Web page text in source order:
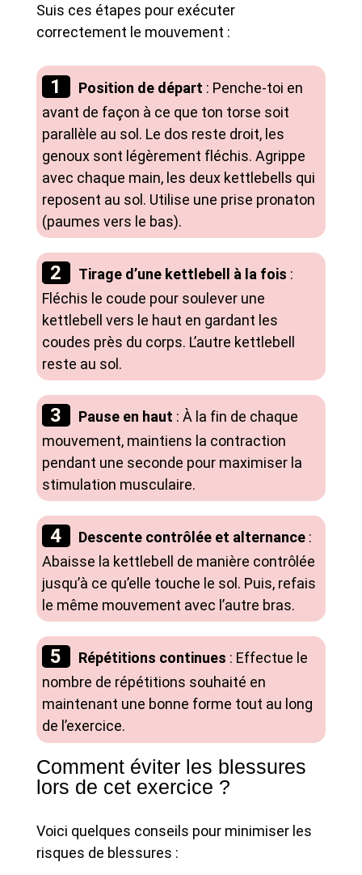
Suis ces étapes pour exécuter
correctement le mouvement :
Position de départ : Penche-toi en
avant de façon à ce que ton torse soit
parallèle au sol. Le dos reste droit, les
genoux sont légèrement fléchis. Agrippe
avec chaque main, les deux kettlebells qui
reposent au sol. Utilise une prise pronaton
(paumes vers le bas).
Tirage d’une kettlebell à la fois :
Fléchis le coude pour soulever une
kettlebell vers le haut en gardant les
coudes près du corps. L’autre kettlebell
reste au sol.
Pause en haut : À la fin de chaque
mouvement, maintiens la contraction
pendant une seconde pour maximiser la
stimulation musculaire.
Descente contrôlée et alternance :
Abaisse la kettlebell de manière contrôlée
jusqu’à ce qu’elle touche le sol. Puis, refais
le même mouvement avec l’autre bras.
Répétitions continues : Effectue le
nombre de répétitions souhaité en
maintenant une bonne forme tout au long
de l’exercice.
Comment éviter les blessures
lors de cet exercice ?
Voici quelques conseils pour minimiser les
risques de blessures :